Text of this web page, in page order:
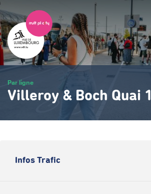
Passer
au
contenu
principal
Par ligne
Villeroy & Boch Quai 1
Infos Trafic